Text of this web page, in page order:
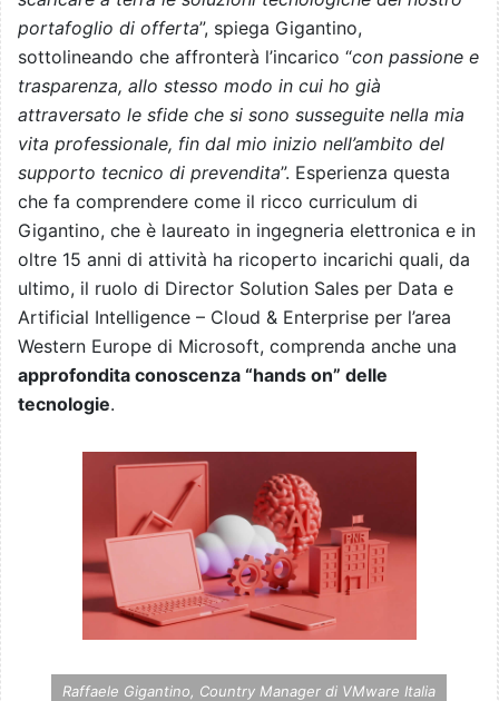
portafoglio di offerta”, spiega Gigantino,
sottolineando che affronterà l’incarico “con passione e
trasparenza, allo stesso modo in cui ho già
attraversato le sfide che si sono susseguite nella mia
vita professionale, fin dal mio inizio nell’ambito del
supporto tecnico di prevendita”. Esperienza questa
che fa comprendere come il ricco curriculum di
Gigantino, che è laureato in ingegneria elettronica e in
oltre 15 anni di attività ha ricoperto incarichi quali, da
ultimo, il ruolo di Director Solution Sales per Data e
Artificial Intelligence – Cloud & Enterprise per l’area
Western Europe di Microsoft, comprenda anche una
approfondita conoscenza “hands on” delle
tecnologie.
Raffaele Gigantino, Country Manager di VMware Italia